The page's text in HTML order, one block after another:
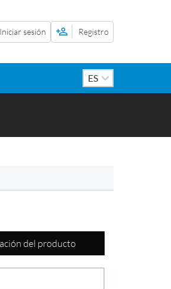
Iniciar sesión Registro
del producto